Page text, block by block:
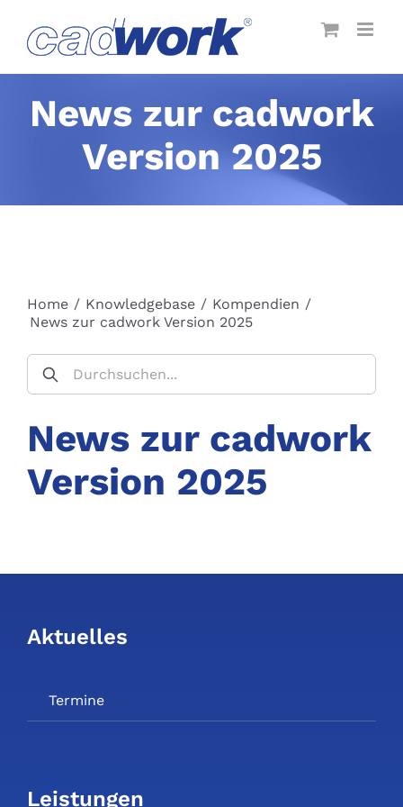
content
News zur cadwork
Version 2025
Home / Knowledgebase / Kompendien /
News zur cadwork Version 2025
News zur cadwork
Version 2025
Aktuelles
Termine
Leistungen